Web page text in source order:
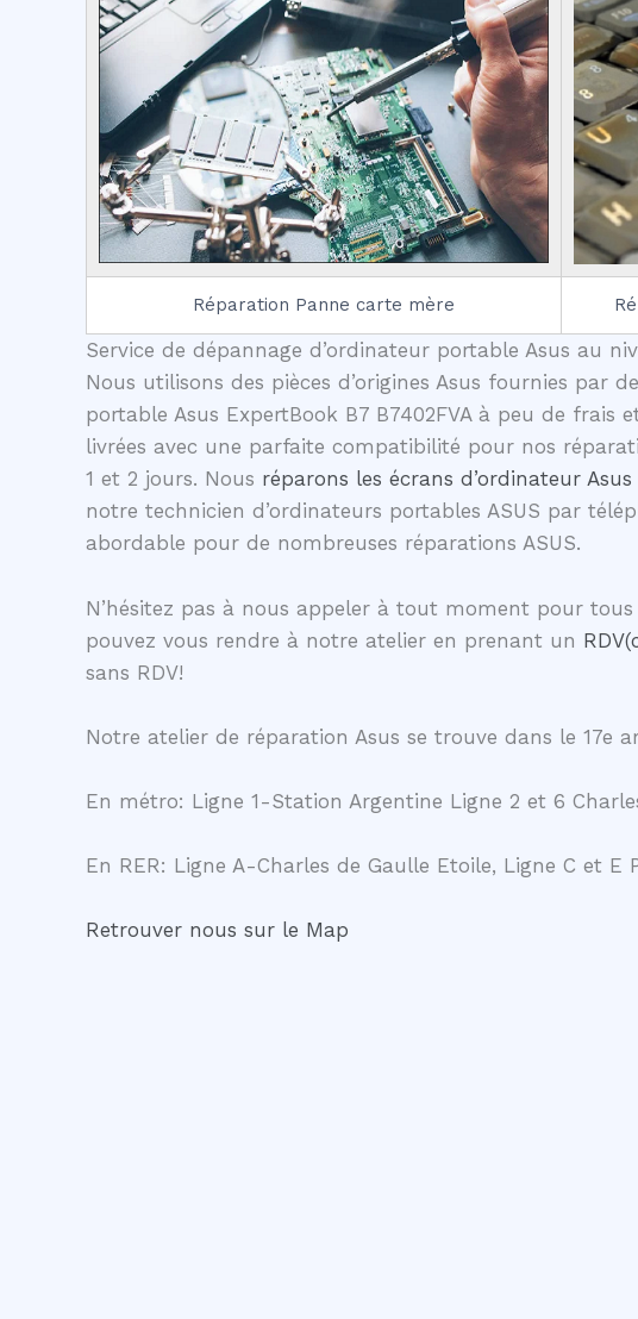
Réparation Panne carte mère
Service de dépannage d’ordinateur portable Asus au
Nous utilisons des pièces d’origines Asus fournies par
portable Asus ExpertBook B7 B7402FVA à peu de
livrées avec une parfaite compatibilité pour nos
1 et 2 jours. Nous réparons les écrans d’ordinateur Asus
notre technicien d’ordinateurs portables ASUS par
abordable pour de nombreuses réparations ASUS.
N’hésitez pas à nous appeler à tout moment pour tous
pouvez vous rendre à notre atelier en prenant un
sans RDV!
Notre atelier de réparation Asus se trouve dans le 17e
En métro: Ligne 1-Station Argentine Ligne 2 et 6
En RER: Ligne A-Charles de Gaulle Etoile, Ligne C et E
Retrouver nous sur le Map